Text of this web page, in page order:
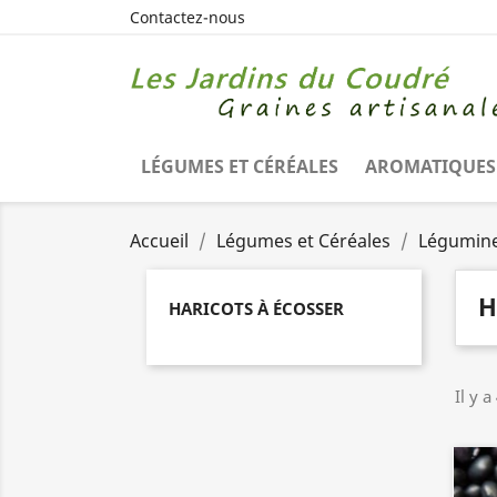
Contactez-nous
LÉGUMES ET CÉRÉALES
Accueil Légumes et Céréales
HARICOTS À ÉCOSSER
Il y a